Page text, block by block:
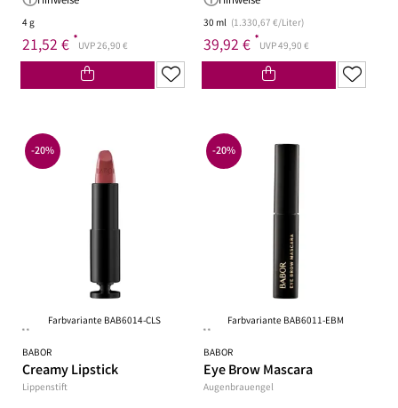
4 g
21,52 € *UVP 26,90 €
30 ml (1.330,67 €/Liter)
39,92 € *UVP 49,90 €
Farbvariante BAB6014-CLS
**
BABOR
Creamy Lipstick
Lippenstift
-20%
Farbvariante BAB6011-EBM
**
BABOR
Eye Brow Mascara
Augenbrauengel
-20%